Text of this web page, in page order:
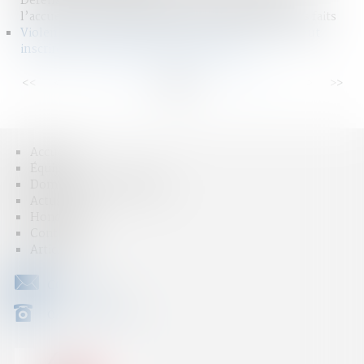
l’accueil, la prise en charge et la reconnaissance des faits
Violences sexuelles faites aux enfants : la Ciivise veut
inscrire son action dans le droit commun
<<
>>
Accueil
Articles